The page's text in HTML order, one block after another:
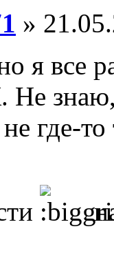
»
я все
где-